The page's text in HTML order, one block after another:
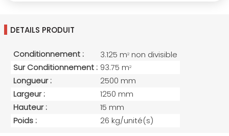
DETAILS PRODUIT
Conditionnement : 3.125 m2 non divisible
Sur Conditionnement : 93.75 m2
Longueur :
2500 mm
Largeur :
1250 mm
Hauteur :
15 mm
Poids :
26 kg/unité(s)